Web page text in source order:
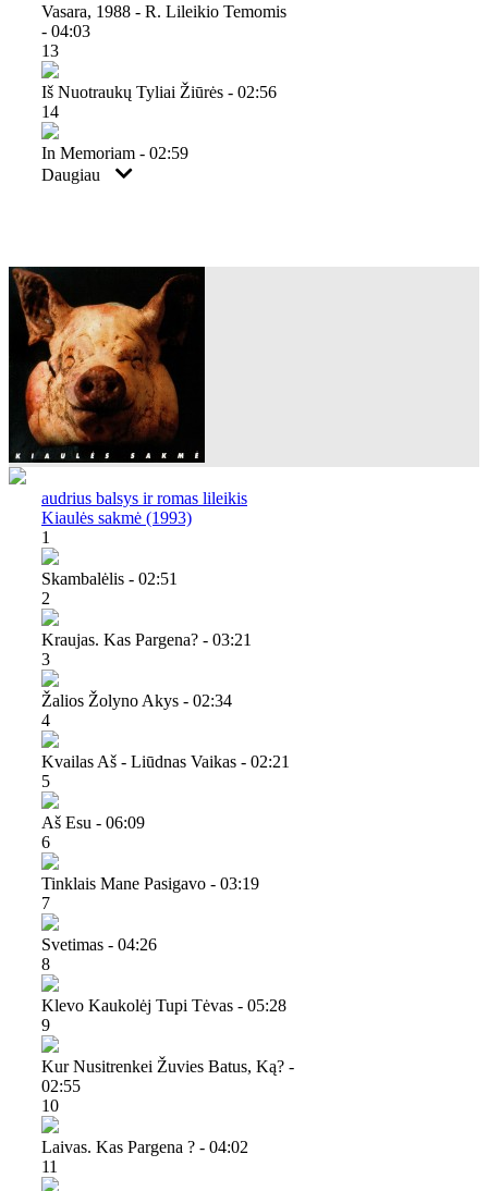
Vasara, 1988 - R. Lileikio Temomis
- 04:03
13
Iš Nuotraukų Tyliai Žiūrės - 02:56
14
In Memoriam - 02:59
Daugiau
audrius balsys ir romas lileikis
Kiaulės sakmė (1993)
1
Skambalėlis - 02:51
2
Kraujas. Kas Pargena? - 03:21
3
Žalios Žolyno Akys - 02:34
4
Kvailas Aš - Liūdnas Vaikas - 02:21
5
Aš Esu - 06:09
6
Tinklais Mane Pasigavo - 03:19
7
Svetimas - 04:26
8
Klevo Kaukolėj Tupi Tėvas - 05:28
9
Kur Nusitrenkei Žuvies Batus, Ką? -
02:55
10
Laivas. Kas Pargena ? - 04:02
11